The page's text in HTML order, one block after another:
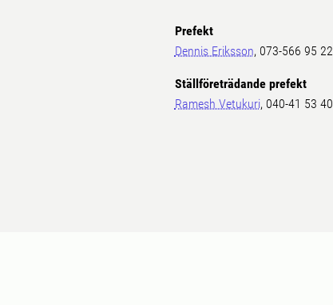
Prefekt
Dennis Eriksson, 073-566 95 22
Ställföreträdande prefekt
Ramesh Vetukuri, 040-41 53 40